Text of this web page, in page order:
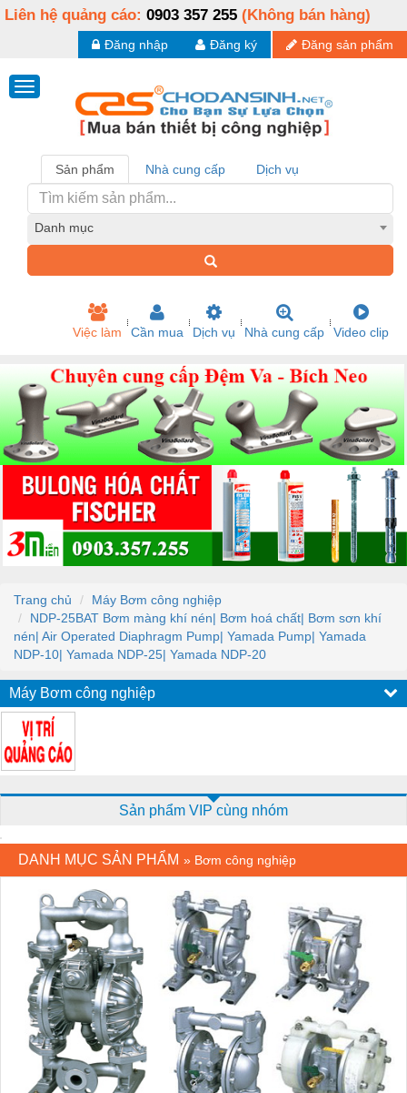
Liên hệ quảng cáo: 0903 357 255 (Không bán hàng)
Đăng sản phẩm
Đăng ký
Đăng nhập
Sản phẩm Nhà cung cấp Dịch vụ
Danh mục
Việc làm Cần mua Dịch vụ Nhà cung cấp Video clip
Trang chủ
Máy Bơm công nghiệp
NDP-25BAT Bơm màng khí nén| Bơm hoá chất| Bơm sơn khí
nén| Air Operated Diaphragm Pump| Yamada Pump| Yamada
NDP-10| Yamada NDP-25| Yamada NDP-20
Máy Bơm công nghiệp
Sản phẩm VIP cùng nhóm
DANH MỤC SẢN PHẨM » Bơm công nghiệp